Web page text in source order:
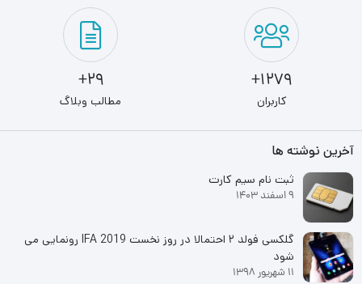
1279+
کاربران
29+
مطالب وبلاگ
آخرین نوشته ها
ثبت نام سیم کارت
9 اسفند 1403
گلکسی فولد ۲ احتمالا در روز نخست IFA 2019 رونمایی می
شود
11 شهریور 1398